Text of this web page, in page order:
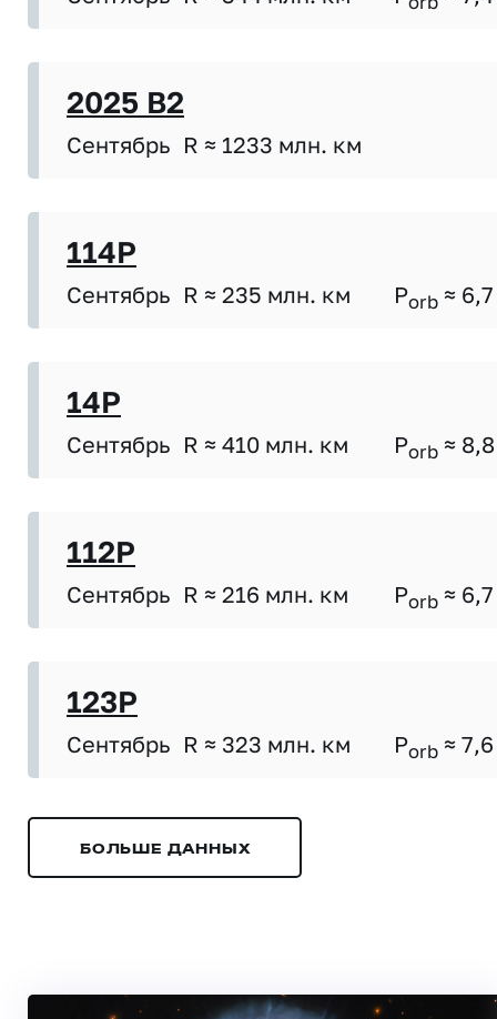
2025 B2
Сентябрь R ≈ 1233 млн. км
114P
Сентябрь R ≈ 235 млн. км Porb ≈ 6,7
14P
Сентябрь R ≈ 410 млн. км Porb ≈ 8,8
112P
Сентябрь R ≈ 216 млн. км Porb ≈ 6,7
123P
Сентябрь R ≈ 323 млн. км Porb ≈ 7,6
БОЛЬШЕ ДАННЫХ